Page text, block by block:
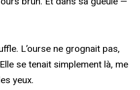
L’ourse ne grognait pas,
se tenait simplement là, me
yeux.